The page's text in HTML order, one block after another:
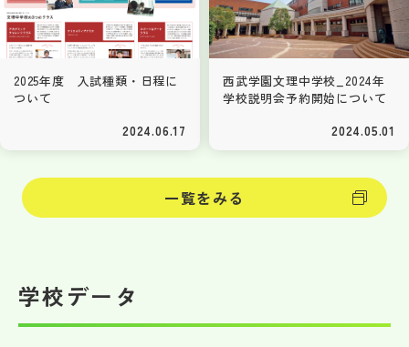
2025年度 入試種類・日程に
ついて
2024.06.17
西武学園文理中学校_2024年
学校説明会予約開始について
2024.05.01
一覧をみる
学校データ